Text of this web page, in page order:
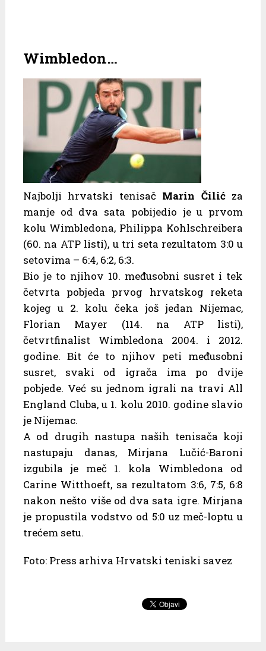
Wimbledon…
Najbolji hrvatski tenisač Marin Čilićza
manje od dva sata pobijedio je u prvom
kolu Wimbledona, Philippa Kohlschreibera
(60. na ATP listi), u tri seta rezultatom 3:0 u
setovima – 6:4, 6:2, 6:3.
Bio je to njihov 10. međusobni susret i tek
četvrta pobjeda prvog hrvatskog reketa
kojeg u 2. kolu čeka još jedan Nijemac,
Florian Mayer (114. na ATP listi),
četvrtfinalist Wimbledona 2004. i 2012.
godine. Bit će to njihov peti međusobni
susret, svaki od igrača ima po dvije
pobjede. Već su jednom igrali na travi All
England Cluba, u 1. kolu 2010. godine slavio
je Nijemac.
A od drugih nastupa naših tenisača koji
nastupaju danas, Mirjana Lučić-Baroni
izgubila je meč 1. kola Wimbledona od
Carine Witthoeft, sa rezultatom 3:6, 7:5, 6:8
nakon nešto više od dva sata igre. Mirjana
je propustila vodstvo od 5:0 uz meč-loptu u
trećem setu.
Foto: Press arhiva Hrvatski teniski savez